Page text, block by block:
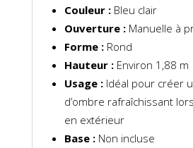
Couleur :Bleu clair
Ouverture :Manuelle à
Forme :Rond
Hauteur :Environ 1,88 m
Usage :Idéal pour créer
d’ombre rafraîchissant
en extérieur
Base :Non incluse